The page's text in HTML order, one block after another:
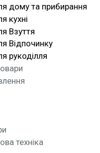
дому та прибирання
кухні
Взуття
Відпочинку
рукоділля
техніка